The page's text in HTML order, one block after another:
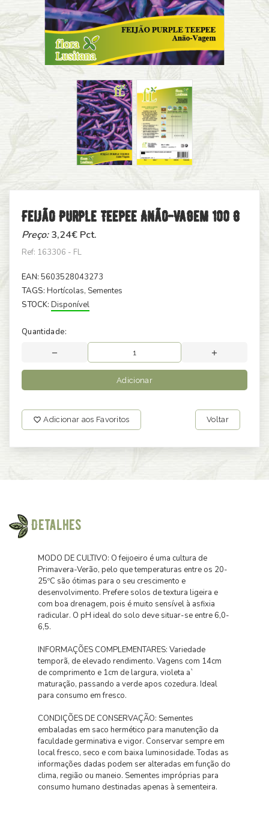
Feijão Purple Teepee Anão-Vagem 100 G
Preço:3,24€ Pct.
Ref: 163306 - FL
EAN: 5603528043273
TAGS: Hortícolas, Sementes
STOCK: Disponível
Quantidade:
Adicionar
Adicionar aos Favoritos Voltar
Detalhes
MODO DE CULTIVO: O feijoeiro é uma cultura de
Primavera-Verão, pelo que temperaturas entre os 20-
25ºC são ótimas para o seu crescimento e
desenvolvimento. Prefere solos de textura ligeira e
com boa drenagem, pois é muito sensível à asfixia
radicular. O pH ideal do solo deve situar-se entre 6,0-
6,5.
INFORMAÇÕES COMPLEMENTARES: Variedade
temporã, de elevado rendimento. Vagens com 14cm
de comprimento e 1cm de largura, violeta a`
maturação, passando a verde apos cozedura. Ideal
para consumo em fresco.
CONDIÇÕES DE CONSERVAÇÃO: Sementes
embaladas em saco hermético para manutenção da
faculdade germinativa e vigor. Conservar sempre em
local fresco, seco e com baixa luminosidade. Todas as
informações dadas podem ser alteradas em função do
clima, região ou maneio. Sementes impróprias para
consumo humano destinadas apenas à sementeira.